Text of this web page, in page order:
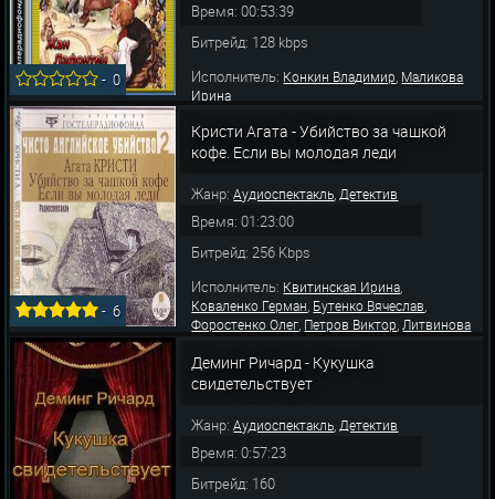
-0
Время: 00:53:39
Битрейд: 128 kbps
Исполнитель: Конкин Владимир, Маликова
Ирина
-6
Кристи Агата - Убийство за чашкой
кофе. Если вы молодая леди
Жанр:Аудиоспектакль,Детектив
Время: 01:23:00
Битрейд: 256 Kbps
Исполнитель: Квитинская Ирина,
Коваленко Герман, Бутенко Вячеслав,
Форостенко Олег, Петров Виктор,Литвинова
Лариса,Жуков Вадим,Стремовский Виталий
Деминг Ричард - Кукушка
свидетельствует
Жанр:Аудиоспектакль,Детектив
Время: 0:57:23
Битрейд: 160